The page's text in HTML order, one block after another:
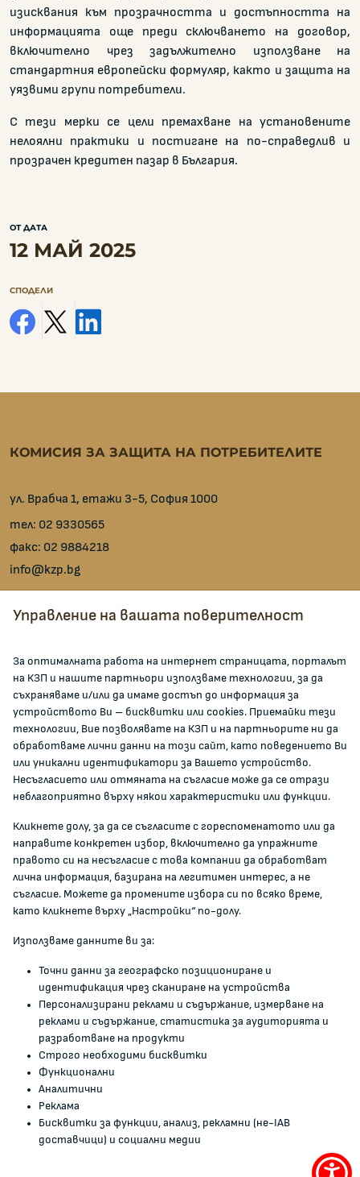
изисквания към прозрачността и достъпността на
информацията още преди сключването на договор,
включително чрез задължително използване на
стандартния европейски формуляр, както и защита на
уязвими групи потребители.
С тези мерки се цели премахване на установените
нелоялни практики и постигане на по-справедлив и
прозрачен кредитен пазар в България.
ОТ ДАТА
12 МАЙ 2025
СПОДЕЛИ
facebook
x linkedin
КОМИСИЯ ЗА ЗАЩИТА НА ПОТРЕБИТЕЛИТЕ
ул. Врабча 1, етажи 3-5, София 1000
тел: 02 9330565
факс: 02 9884218
info@kzp.bg
Всички контакти
ЗА КОМИСИЯТА
За КЗП
Кои сме ние
Кариери
Документи и други актове
Информация
Полезни връзки
ЖАЛБИ И РЕГИСТРИ
Регистър на опасните стоки
Регистър на е-адреси на ЮЛ нежелаещи да получават
Помирителна комисия
0700 111 22
СИГНАЛИ ЗА КОРУПЦИЯ В КЗП
Управление на вашата поверителност
За оптималната работа на интернет страницата, порталът
на КЗП и нашите партньори използваме технологии, за да
съхраняваме и/или да имаме достъп до информация за
устройството Ви – бисквитки или cookies. Приемайки тези
технологии, Вие позволявате на КЗП и на партньорите ни да
обработваме лични данни на този сайт, като поведението Ви
или уникални идентификатори за Вашето устройство.
Несъгласието или отмяната на съгласие може да се отрази
неблагоприятно върху някои характеристики или функции.
Кликнете долу, за да се съгласите с гореспоменатото или да
направите конкретен избор, включително да упражните
правото си на несъгласие с това компании да обработват
лична информация, базирана на легитимен интерес, а не
съгласие. Можете да промените избора си по всяко време,
като кликнете върху „Настройки“ по-долу.
Използваме данните ви за:
Точни данни за географско позициониране и
идентификация чрез сканиране на устройства
Персонализирани реклами и съдържание, измерване на
реклами и съдържание, статистика за аудиторията и
разработване на продукти
Строго необходими бисквитки
Функционални
Аналитични
Реклама
Бисквитки за функции, анализ, рекламни (не-IAB
доставчици) и социални медии